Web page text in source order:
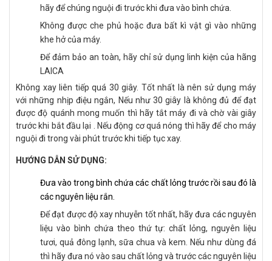
hãy để chúng nguội đi trước khi đưa vào bình chứa.
Không được che phủ hoặc đưa bất kì vật gì vào những
khe hở của máy.
Để đảm bảo an toàn, hãy chỉ sử dụng linh kiện của hãng
LAICA
Không xay liên tiếp quá 30 giây. Tốt nhất là nên sử dụng máy
với những nhịp điệu ngắn, Nếu như 30 giây là không đủ để đạt
được độ quánh mong muốn thì hãy tắt máy đi và chờ vài giây
trước khi bắt đầu lại . Nếu động cơ quá nóng thì hãy để cho máy
nguội đi trong vài phút trước khi tiếp tục xay.
HƯỚNG DẪN SỬ DỤNG:
Đưa vào trong bình chứa các chất lỏng trước rồi sau đó là
các nguyên liệu rắn.
Để đạt được độ xay nhuyễn tốt nhất, hãy đưa các nguyên
liệu vào bình chứa theo thứ tự: chất lỏng, nguyên liệu
tươi, quả đông lạnh, sữa chua và kem. Nếu như dùng đá
thì hãy đưa nó vào sau chất lỏng và trước các nguyên liệu